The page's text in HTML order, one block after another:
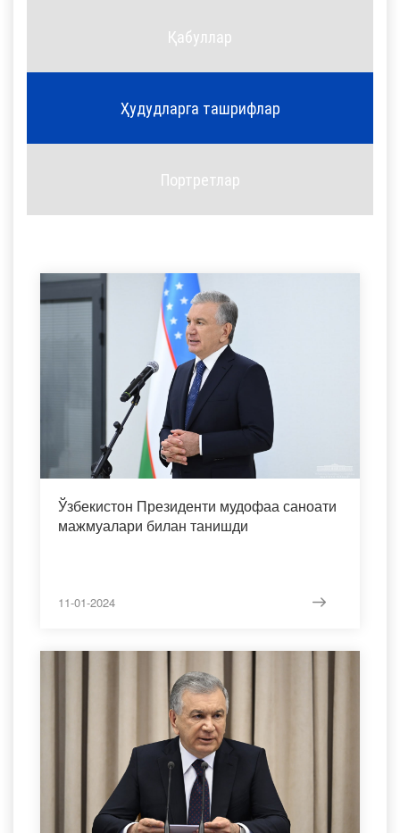
Қабуллар
Ҳудудларга ташрифлар
Портретлар
Ўзбекистон Президенти мудофаа саноати
мажмуалари билан танишди
11-01-2024